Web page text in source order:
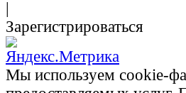
Зарегистрироваться
Мы используем cookie-